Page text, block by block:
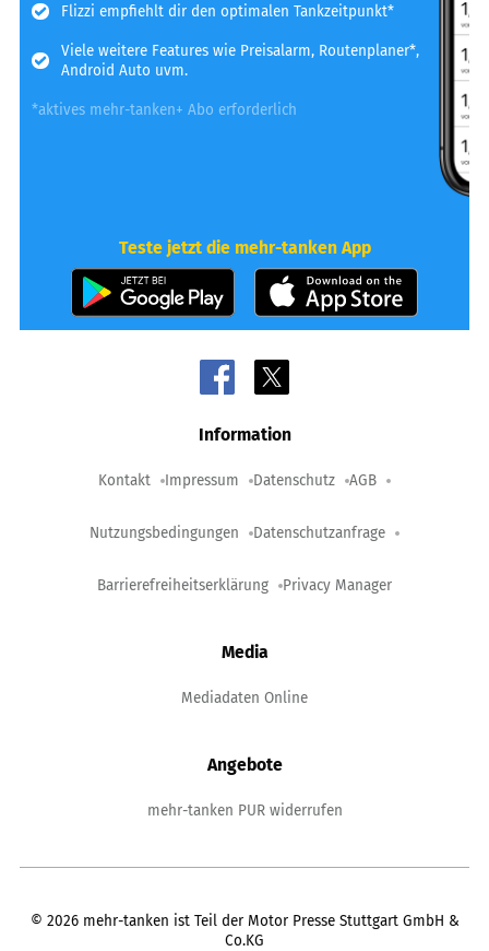
Flizzi empfiehlt dir den optimalen Tankzeitpunkt*
Viele weitere Features wie Preisalarm, Routenplaner*,
Android Auto uvm.
*aktives mehr-tanken+ Abo erforderlich
Teste jetzt die mehr-tanken App
Information
Kontakt Impressum Datenschutz AGB
Nutzungsbedingungen Datenschutzanfrage
Barrierefreiheitserklärung Privacy Manager
Media
Mediadaten Online
Angebote
mehr-tanken PUR widerrufen
© 2026 mehr-tanken ist Teil der Motor Presse Stuttgart GmbH &
Co.KG